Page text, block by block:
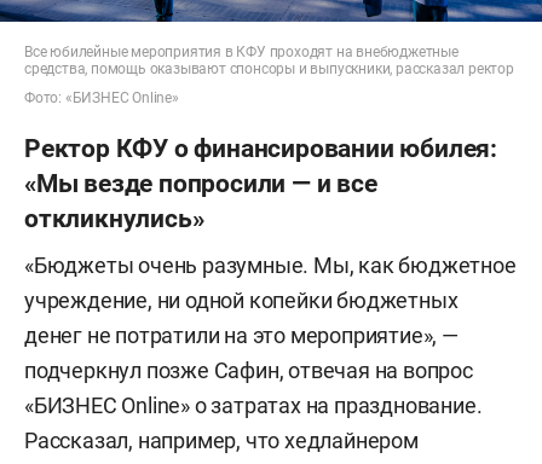
Все юбилейные мероприятия в КФУ проходят на внебюджетные
средства, помощь оказывают спонсоры и выпускники, рассказал ректор
Фото: «БИЗНЕС Online»
Ректор КФУ о финансировании юбилея:
«Мы везде попросили — и все
откликнулись»
«Бюджеты очень разумные. Мы, как бюджетное
учреждение, ни одной копейки бюджетных
денег не потратили на это мероприятие», —
подчеркнул позже Сафин, отвечая на вопрос
«БИЗНЕС Online» о затратах на празднование.
Рассказал, например, что хедлайнером